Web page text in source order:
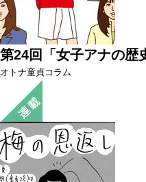
第24回「女子アナの歴
オトナ童貞コラム